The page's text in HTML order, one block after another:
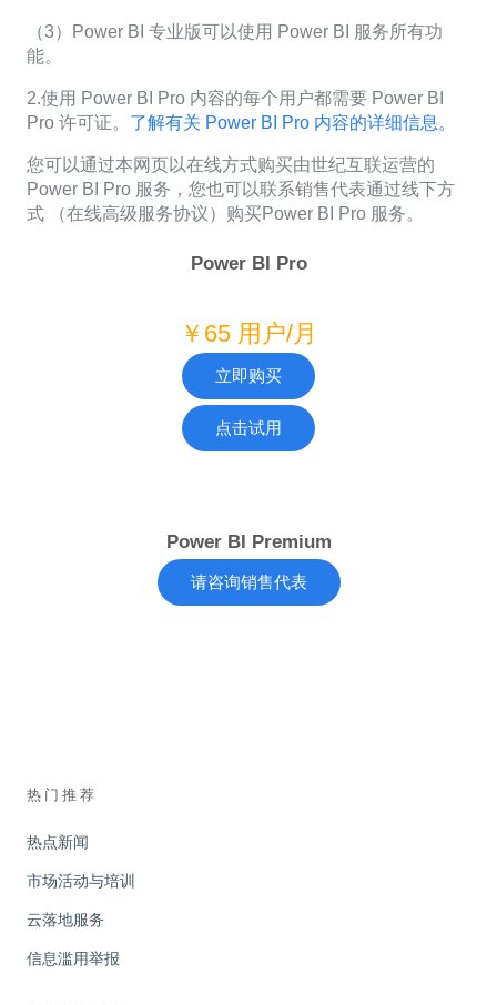
（3）Power BI 专业版可以使用 Power BI 服务所有功
能。
2.使用 Power BI Pro 内容的每个用户都需要 Power BI
Pro 许可证。 了解有关 Power BI Pro 内容的详细信息。
您可以通过本网页以在线方式购买由世纪互联运营的
Power BI Pro 服务，您也可以联系销售代表通过线下方
式 （在线高级服务协议）购买Power BI Pro 服务。
Power BI Pro
￥65 用户/月
立即购买
点击试用
Power BI Premium
请咨询销售代表
热门推荐
热点新闻
市场活动与培训
云落地服务
信息滥用举报